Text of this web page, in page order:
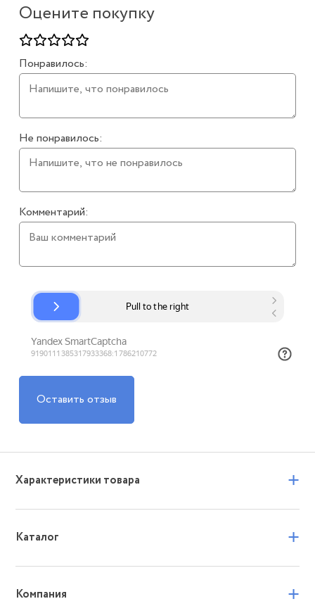
Оцените покупку
Понравилось:
Не понравилось:
Комментарий:
Оставить отзыв
Характеристики товара +
Каталог +
Компания +